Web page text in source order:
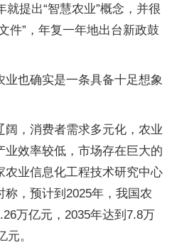
就提出“智慧农业”概念，并很
件”，年复一年地出台新政鼓
业也确实是一条具备十足想象
阔，消费者需求多元化，农业
业效率较低，市场存在巨大的
农业信息化工程技术研究中心
，预计到2025年，我国农
万亿元，2035年达到7.8万
。